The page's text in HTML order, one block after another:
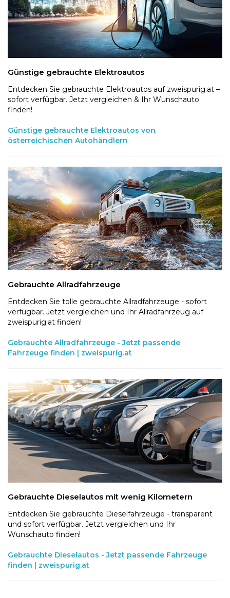
Günstige gebrauchte Elektroautos
Entdecken Sie gebrauchte Elektroautos auf zweispurig.at –
sofort verfügbar. Jetzt vergleichen & Ihr Wunschauto
finden!
Günstige gebrauchte Elektroautos von
österreichischen Autohändlern
Gebrauchte Allradfahrzeuge
Entdecken Sie tolle gebrauchte Allradfahrzeuge - sofort
verfügbar. Jetzt vergleichen und Ihr Allradfahrzeug auf
zweispurig.at finden!
Gebrauchte Allradfahrzeuge - Jetzt passende
Fahrzeuge finden | zweispurig.at
Gebrauchte Dieselautos mit wenig Kilometern
Entdecken Sie gebrauchte Dieselfahrzeuge - transparent
und sofort verfügbar. Jetzt vergleichen und Ihr
Wunschauto finden!
Gebrauchte Dieselautos - Jetzt passende Fahrzeuge
finden | zweispurig.at